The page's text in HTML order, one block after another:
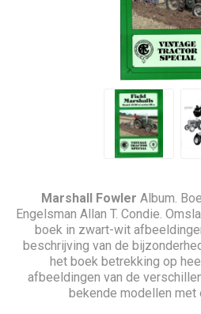
Marshall Fowler Album.
Engelsman Allan T. Condie.
boek in zwart-wit
beschrijving van de
het boek betrekking op
afbeeldingen van de
bekende modellen met